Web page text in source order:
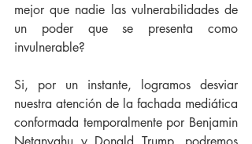
mejor que nadie las vulnerabilidades de
un poder que se presenta como
invulnerable?
Si, por un instante, logramos desviar
nuestra atención de la fachada mediática
conformada temporalmente por Benjamin